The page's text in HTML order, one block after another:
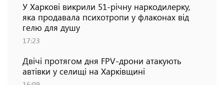
У Харкові викрили 51-річну наркодилерку,
яка продавала психотропи у флаконах від
гелю для душу
17:23
Двічі протягом дня FPV-дрони атакують
автівки у селищі на Харківщині